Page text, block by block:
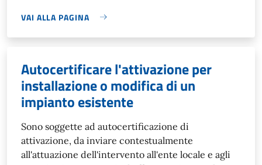
VAI ALLA PAGINA
Autocertificare l'attivazione per
installazione o modifica di un
impianto esistente
Sono soggette ad autocertificazione di
attivazione, da inviare contestualmente
all'attuazione dell'intervento all'ente locale e agli